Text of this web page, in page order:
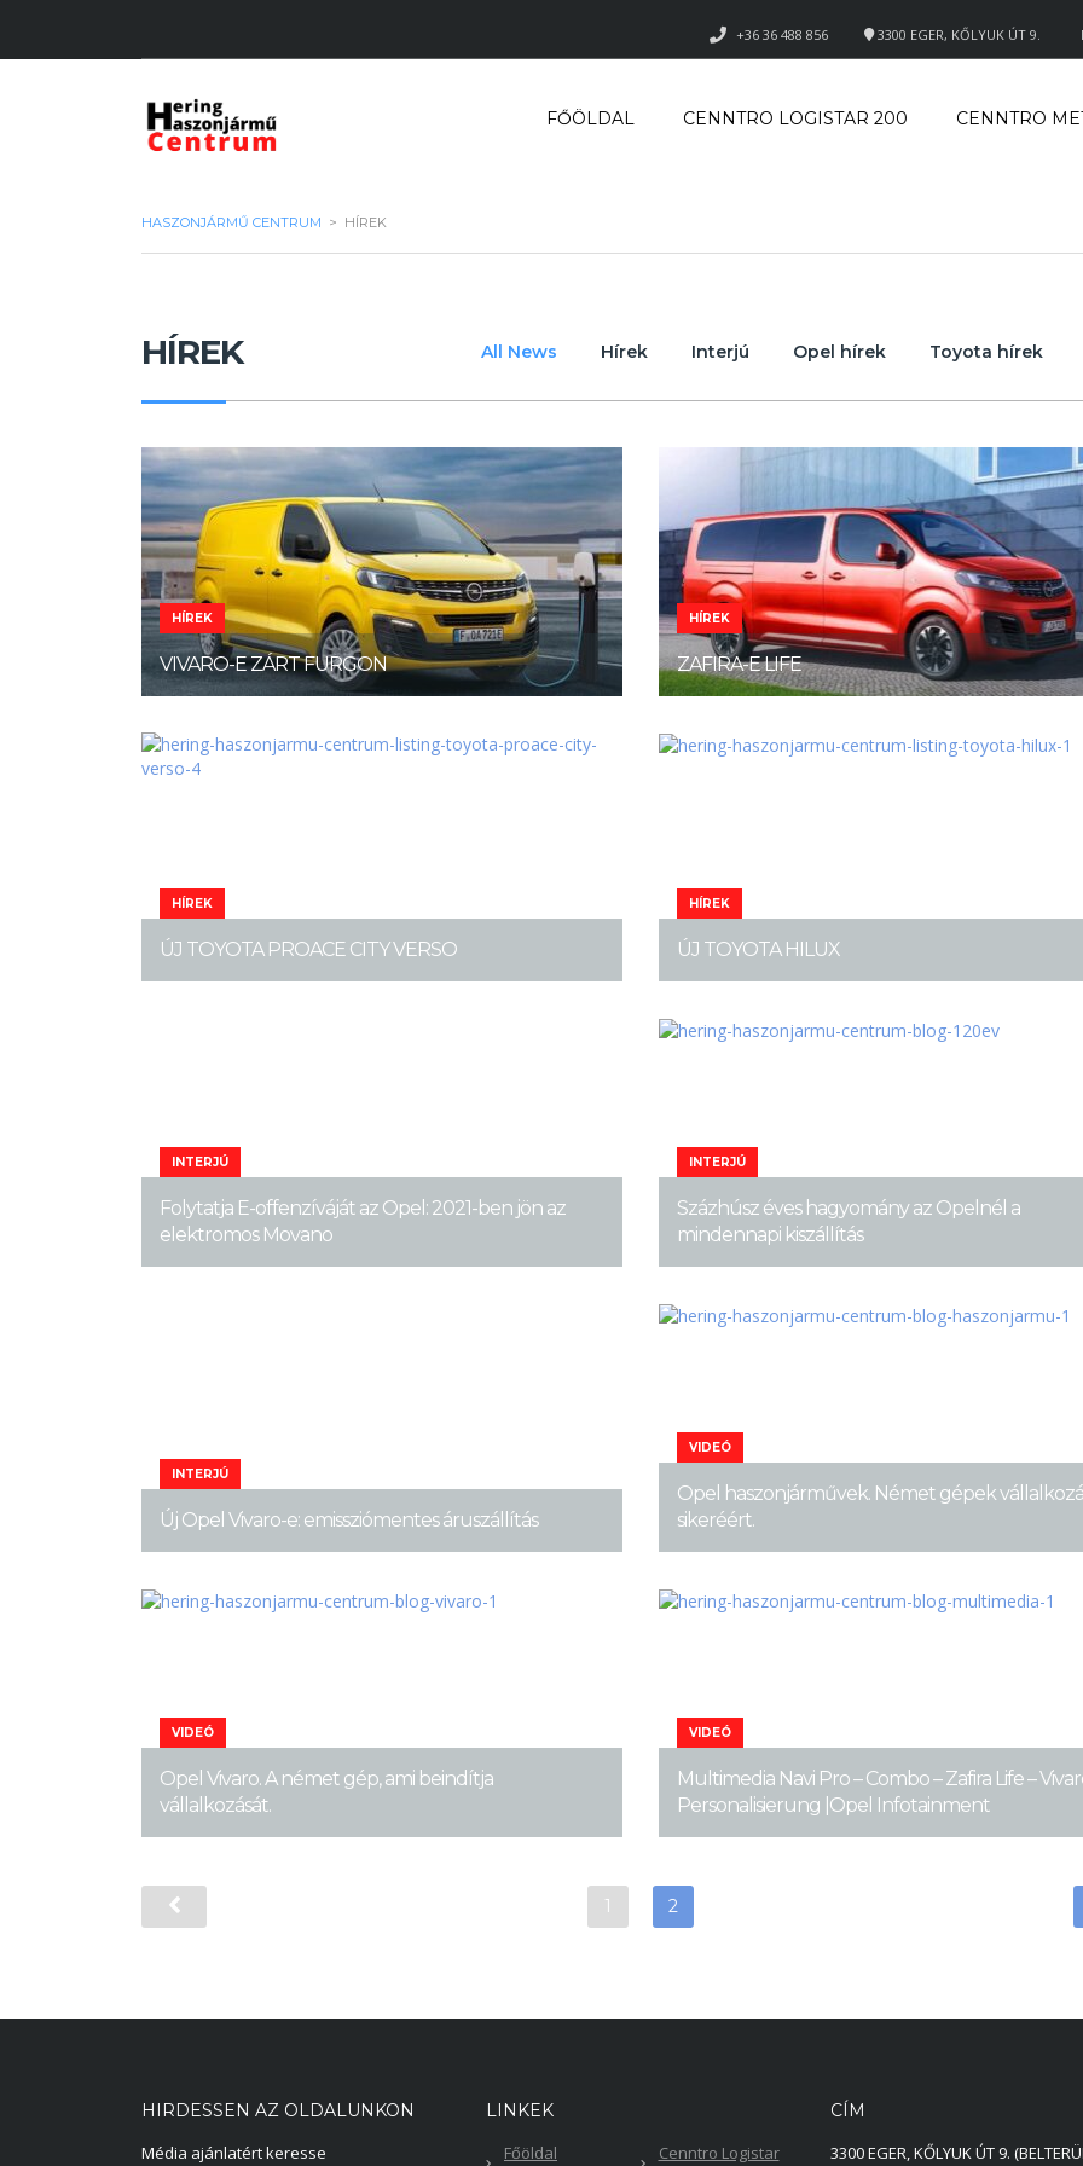
3300 EGER, KŐLYUK ÚT 9.
+36 36 488 856
FŐÖLDAL CENNTRO LOGISTAR 200 CENNTRO
HASZONJÁRMŰ CENTRUM > HÍREK
HÍREK All News Hírek Interjú Opel hírek Toyota hírek
HÍREK
VIVARO-E ZÁRT FURGON
HÍREK
ZAFIRA-E LIFE
HÍREK
ÚJ TOYOTA PROACE CITY VERSO
HÍREK
ÚJ TOYOTA HILUX
INTERJÚ
Folytatja E-offenzíváját az Opel: 2021-ben jön az
elektromos Movano
INTERJÚ
Százhúsz éves hagyomány az Opelnél a
mindennapi kiszállítás
INTERJÚ
Új Opel Vivaro-e: emissziómentes áruszállítás
VIDEÓ
Opel haszonjárművek. Német gépek
sikeréért.
VIDEÓ
Opel Vivaro. A német gép, ami beindítja
vállalkozását.
VIDEÓ
Multimedia Navi Pro – Combo – Zafira Life –
Personalisierung |Opel Infotainment
1 2
HIRDESSEN AZ OLDALUNKON
Média ajánlatért keresse
LINKEK
Főöldal
Cenntro Logistar
CÍM
3300 EGER, KŐLYUK ÚT 9.